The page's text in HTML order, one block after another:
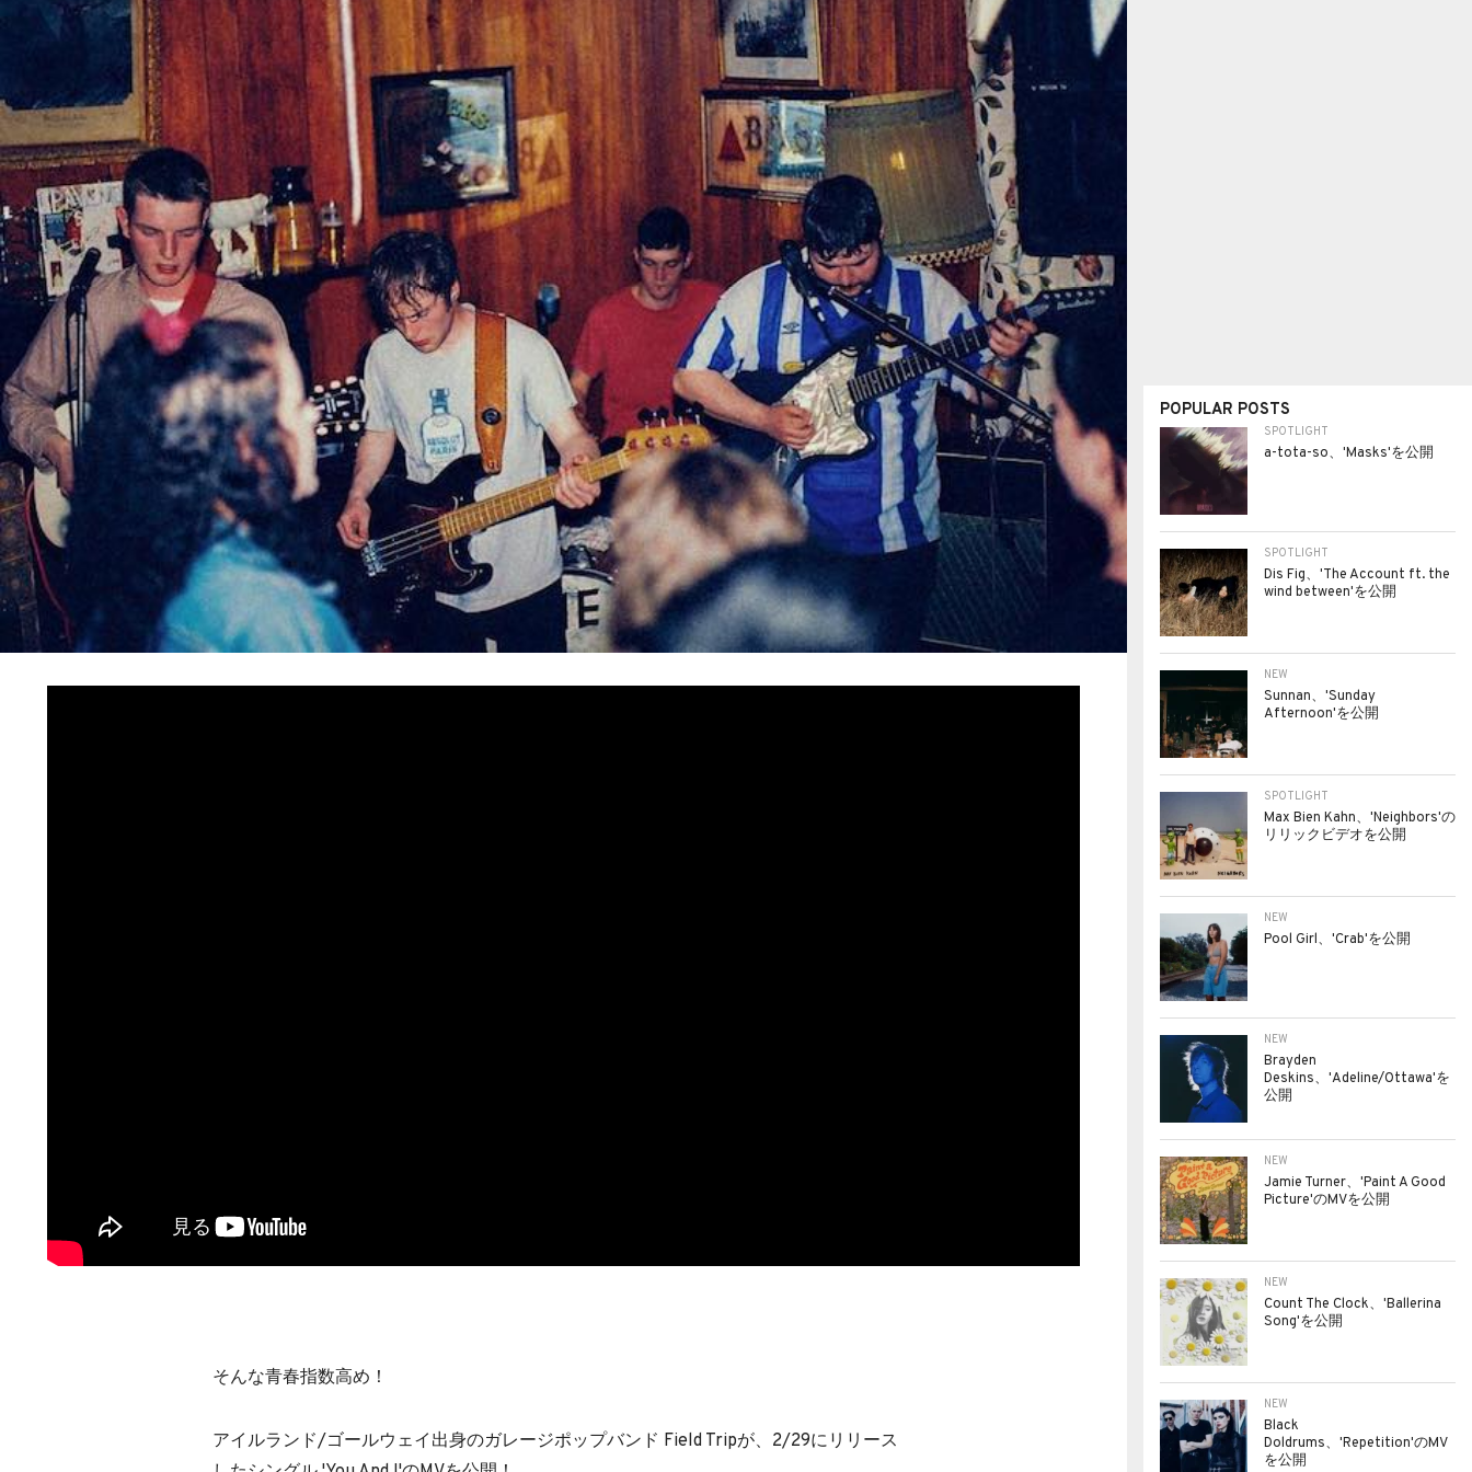
そんな青春指数高め！
アイルランド/ゴールウェイ出身のガレージポップバンド Field Tripが、2/29にリリース
POPULAR POSTS
SPOTLIGHT
a-tota-so、'Masks'を公開
SPOTLIGHT
Dis Fig、'The Account ft. the
wind between'を公開
NEW
Sunnan、'Sunday
Afternoon'を公開
SPOTLIGHT
Max Bien Kahn、'Neighbors'の
リリックビデオを公開
NEW
Pool Girl、'Crab'を公開
NEW
Brayden
Deskins、'Adeline/Ottawa'を
公開
NEW
Jamie Turner、'Paint A Good
Picture'のMVを公開
NEW
Count The Clock、'Ballerina
Song'を公開
NEW
Black
Doldrums、'Repetition'のMV
を公開